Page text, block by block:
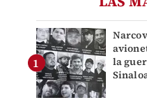
la